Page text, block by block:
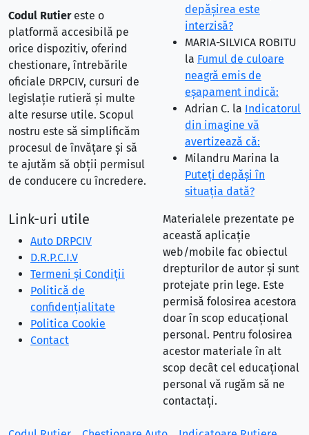
Codul Rutiereste o
platformă accesibilă pe
orice dispozitiv, oferind
chestionare, întrebările
oficiale DRPCIV, cursuri de
legislație rutieră și multe
alte resurse utile. Scopul
nostru este să simplificăm
procesul de învățare și să
te ajutăm să obții permisul
de conducere cu încredere.
depăşirea este
interzisă?
MARIA-SILVICA ROBITU
la Fumul de culoare
neagră emis de
eşapament indică:
Adrian C. la Indicatorul
din imagine vă
avertizează că:
Milandru Marina la
Puteţi depăşi în
situaţia dată?
Link-uri utile
Auto DRPCIV
D.R.P.C.I.V
Termeni și Condiții
Politică de
confidențialitate
Politica Cookie
Contact
Materialele prezentate pe
această aplicație
web/mobile fac obiectul
drepturilor de autor și sunt
protejate prin lege. Este
permisă folosirea acestora
doar în scop educațional
personal. Pentru folosirea
acestor materiale în alt
scop decât cel educațional
personal vă rugăm să ne
contactați.